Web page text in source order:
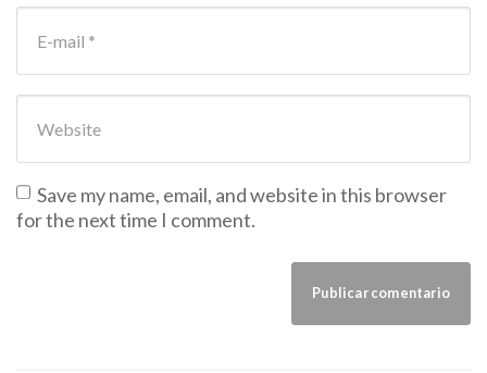
Save my name, email, and website in this browser
for the next time I comment.